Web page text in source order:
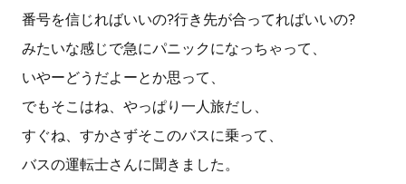
番号を信じればいいの?行き先が合ってればいいの?
みたいな感じで急にパニックになっちゃって、
いやーどうだよーとか思って、
でもそこはね、やっぱり一人旅だし、
すぐね、すかさずそこのバスに乗って、
バスの運転士さんに聞きました。